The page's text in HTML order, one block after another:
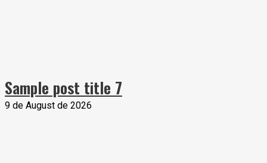
Sample post title 7
9 de August de 2026